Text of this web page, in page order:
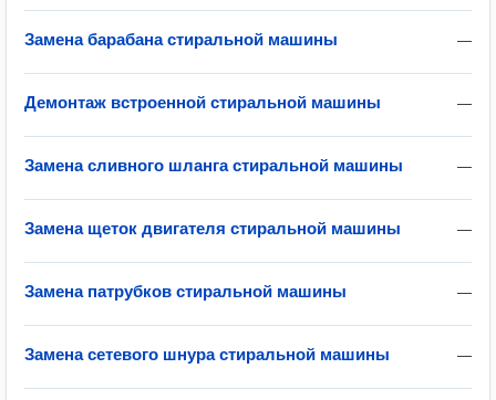
—
Замена барабана стиральной машины
—
Демонтаж встроенной стиральной машины
—
Замена сливного шланга стиральной машины
—
Замена щеток двигателя стиральной машины
—
Замена патрубков стиральной машины
—
Замена сетевого шнура стиральной машины